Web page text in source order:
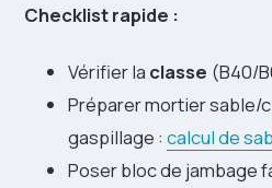
Checklist rapide :
Vérifier la classe (B40/
Préparer mortier sable/
gaspillage : calcul de
Poser bloc de jambage